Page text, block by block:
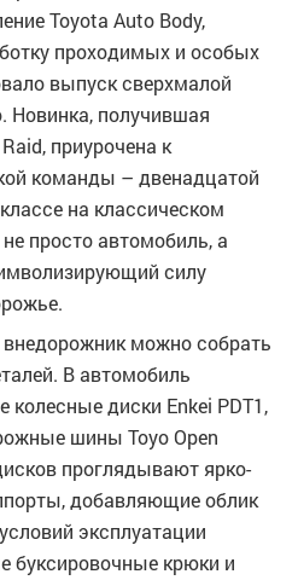
Toyota Auto Body,
проходимых и особых
выпуск сверхмалой
Новинка, получившая
приурочена к
команды – двенадцатой
на классическом
просто автомобиль, а
силу
можно собрать
В автомобиль
диски Enkei PDT1,
шины Toyo Open
проглядывают ярко-
добавляющие облик
эксплуатации
крюки и